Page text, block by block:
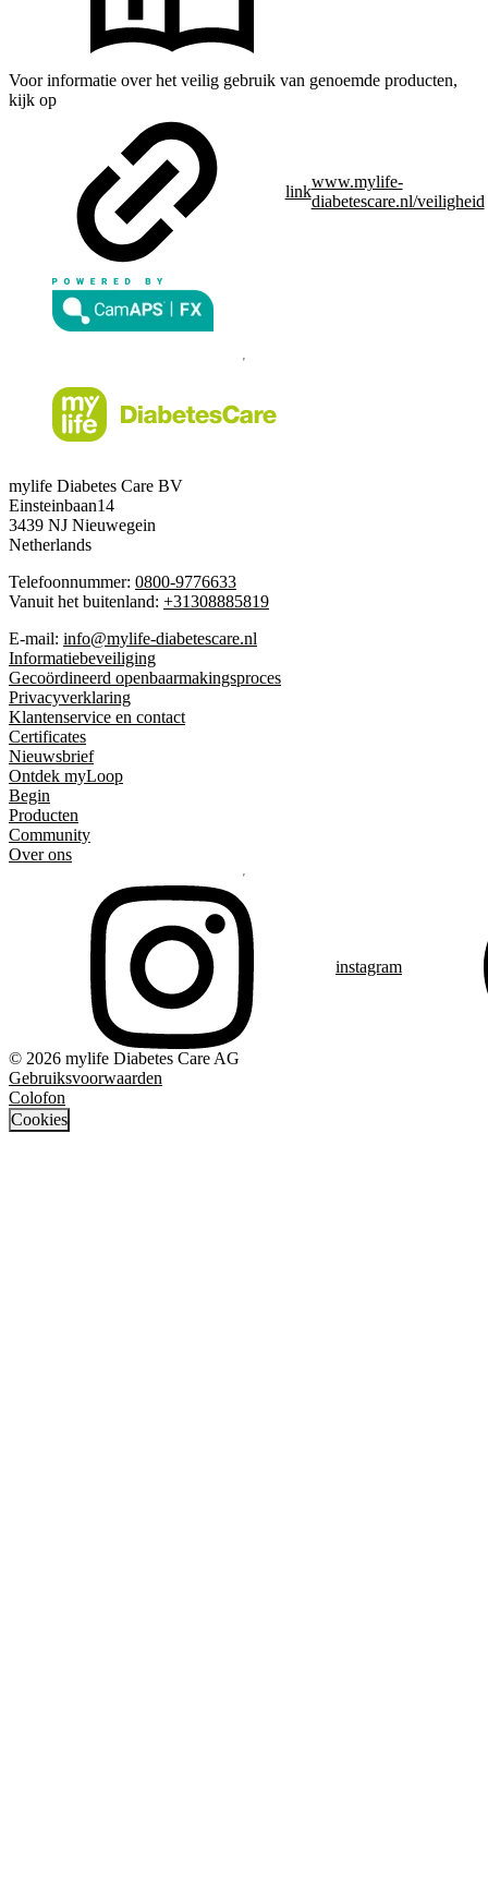
Voor informatie over het veilig gebruik van genoemde producten,
kijk op
link
www.mylife-
diabetescare.nl/veiligheid
mylife Diabetes Care BV
Einsteinbaan14
3439 NJ Nieuwegein
Netherlands
Telefoonnummer: 0800-9776633
Vanuit het buitenland: +31308885819
E-mail: info@mylife-diabetescare.nl
Informatiebeveiliging
Gecoördineerd openbaarmakingsproces
Privacyverklaring
Klantenservice en contact
Certificates
Nieuwsbrief
Ontdek myLoop
Begin
Producten
Community
Over ons
instagram
© 2026 mylife Diabetes Care AG
Gebruiksvoorwaarden
Colofon
Cookies